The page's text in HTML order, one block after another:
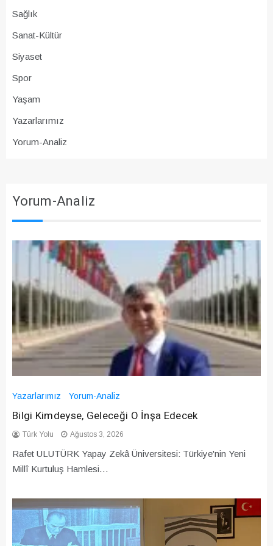
Sağlık
Sanat-Kültür
Siyaset
Spor
Yaşam
Yazarlarımız
Yorum-Analiz
Yorum-Analiz
Yazarlarımız Yorum-Analiz
Bilgi Kimdeyse, Geleceği O İnşa Edecek
Türk Yolu Ağustos 3, 2026
Rafet ULUTÜRK Yapay Zekâ Üniversitesi: Türkiye'nin Yeni
Millî Kurtuluş Hamlesi…